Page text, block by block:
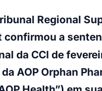
Champions League e
e notícias esportivas.
jogos
Dia Barueri
Entretenimento
Loterias
Esportes ao Vivo
do Tempo
Vagas de Emprego
Guia de Empresas